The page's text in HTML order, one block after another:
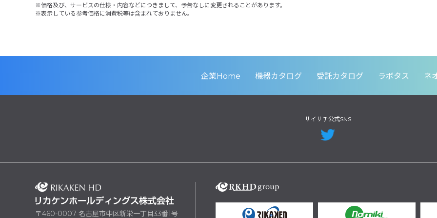
価格及び、サービスの仕様・内容などにつきまして、予告なしに変更されることがあります。
表示している参考価格に消費税等は含まれておりません。
企業Home 機器カタログ 受託カタログ ラボタス ネ
サイサチ公式SNS
〒460-0007 名古屋市中区新栄一丁目33番1号